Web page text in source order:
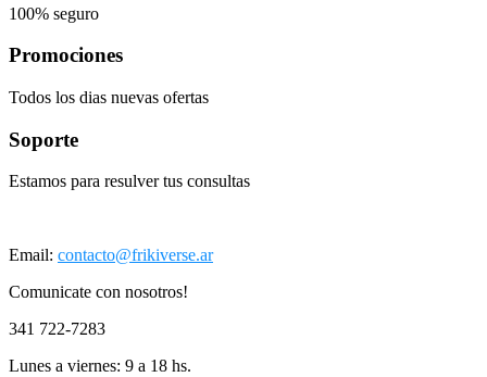
100% seguro
Promociones
Todos los dias nuevas ofertas
Soporte
Estamos para resulver tus consultas
Email: contacto@frikiverse.ar
Comunicate con nosotros!
341 722-7283
Lunes a viernes: 9 a 18 hs.